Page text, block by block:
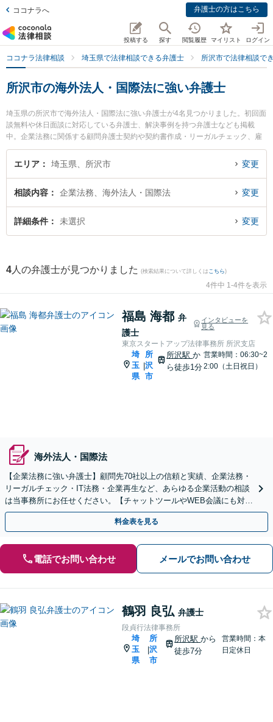
ココナラへ 弁護士の方はこちら
投稿する 探す 閲覧履歴 マイリスト ログイン
ココナラ法律相談 埼玉県で法律相談できる弁護士 所沢市で法律相談で
所沢市の海外法人・国際法に強い弁護士
埼玉県の所沢市で海外法人・国際法に強い弁護士が4名見つかりました。初回面
談無料や休日面談に対応している弁護士、解決事例を持つ弁護士なども掲載
中。企業法務に関係する顧問弁護士契約や契約書作成・リーガルチェック、雇
用契約書・就業規則作成等の細かな分野での絞り込み検索もでき便利です。特
に東京スタートアップ法律事務所 所沢支店の福島 海都弁護士や段貞行法律事務
で土日や夜間に発生した海外法人・国際法のトラブルを今すぐに弁護士に相談
したい』『海外法人・国際法のトラブル解決の実績豊富な近くの弁護士を検索
したい』『初回相談無料で海外法人・国際法を法律相談できる所沢市内の弁護
エリア 埼玉県、所沢市 変更
相談内容 企業法務、海外法人・国際法 変更
詳細条件 未選択 変更
4 人の弁護士が見つかりました (検索結果について詳しくは こちら)
4件中 1-4件を表示
福島 海都 弁
護士
インタビューを
見る
東京スタートアップ法律事務所 所沢支店
埼
玉
県
|
所
沢
市
所沢駅か
ら徒歩1分
営業時間：06:30~2
2:00（土日祝日）
海外法人・国際法
【企業法務に強い弁護士】顧問先70社以上の信頼と実績、企業法務・
リーガルチェック・IT法務・企業再生など、あらゆる企業活動の相談
は当事務所にお任せください。【チャットツールやWEB会議にも対
応】
料金表を見る
電話でお問い合わせ メールでお問い合わせ
鶴羽 良弘 弁護士
段貞行法律事務所
埼
玉
県
|
所
沢
市
所沢駅から
徒歩7分
営業時間：本
日定休日